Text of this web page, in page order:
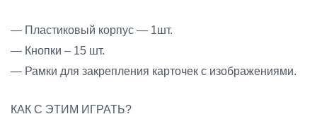
— Пластиковый корпус — 1шт.
— Кнопки – 15 шт.
— Рамки для закрепления карточек с изображениями.
КАК С ЭТИМ ИГРАТЬ?